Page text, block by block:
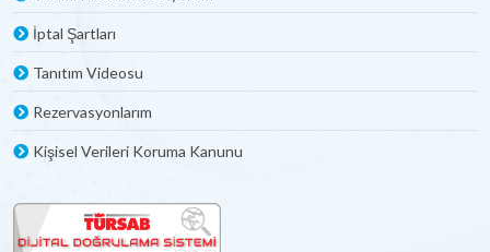
İptal Şartları
Tanıtım Videosu
Rezervasyonlarım
Kişisel Verileri Koruma Kanunu